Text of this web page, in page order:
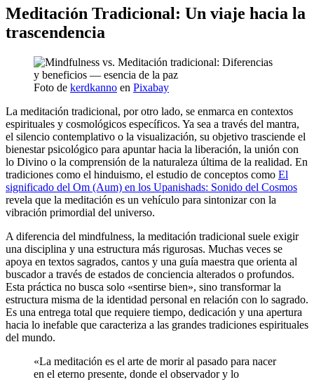
Meditación Tradicional: Un viaje hacia la
trascendencia
Foto de kerdkanno en Pixabay
La meditación tradicional, por otro lado, se enmarca en contextos
espirituales y cosmológicos específicos. Ya sea a través del mantra,
el silencio contemplativo o la visualización, su objetivo trasciende el
bienestar psicológico para apuntar hacia la liberación, la unión con
lo Divino o la comprensión de la naturaleza última de la realidad. En
tradiciones como el hinduismo, el estudio de conceptos como El
significado del Om (Aum) en los Upanishads: Sonido del Cosmos
revela que la meditación es un vehículo para sintonizar con la
vibración primordial del universo.
A diferencia del mindfulness, la meditación tradicional suele exigir
una disciplina y una estructura más rigurosas. Muchas veces se
apoya en textos sagrados, cantos y una guía maestra que orienta al
buscador a través de estados de conciencia alterados o profundos.
Esta práctica no busca solo «sentirse bien», sino transformar la
estructura misma de la identidad personal en relación con lo sagrado.
Es una entrega total que requiere tiempo, dedicación y una apertura
hacia lo inefable que caracteriza a las grandes tradiciones espirituales
del mundo.
«La meditación es el arte de morir al pasado para nacer
en el eterno presente, donde el observador y lo